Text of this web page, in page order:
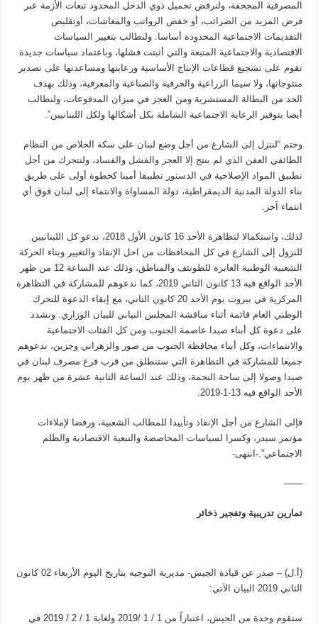
المصرفية المجحفة، ولنرفض تحميل ذوي الدخل المحدود تبعات الأزمة عبر
فرض المزيد من الضرائب، أو خفض الرواتب والمعاشات، أوتقليص
التقديمات الاجتماعية المحدودة أساسا. ولنطالب بتغيير السياسات
الاقتصادية والاجتماعية المتبعة والتي أثبتت فشلها، وباعتماد سياسات جديدة
تقوم على تشجيع قطاعات الإنتاج الأساسية ورعايتها ومساعدتها على تصدير
منتوجاتها، ولا سيما الزراعية والحرفية والصناعية والمعرفية، وذلك بهدف
الحد من البطالة المستشرية ومن العجز في ميزان المدفوعات، ولنطالب
أيضا بتوفير الرعاية الاجتماعية الشاملة بكل أشكالها ولكل اللبنانيين”.
وختم “لننزل إلى الشارع من أجل وضع لبنان على سكة الخلاص من النظام
الطائفي العفن الذي لم ينتج إلا العجز والفشل والفساد، ولنتحرك من أجل
تطبيق المواد الإصلاحية في الدستور تطبيقا أمينا كخطوة أولى على طريق
بناء الدولة المدنية الديمقراطية، دولة المساواة والانتماء إلى لبنان فوق أي
انتماء آخر.
لذلك، واستكمالا لتظاهرة الأحد 16 كانون الأول 2018، ندعو كل اللبنانيين
للنزول إلى الشارع في كل المحافظات من احل الإنقاذ والتغيير وبناء الحركة
الشعبية الوطنية العابرة للطوتئف والمناطق، وذلك عند الساعة 12 من ظهر
الأحد الواقع فيه 13 كانون الثاني 2019، كما ندعوهم للمشاركة في التظاهرة
المركزية في بيروت يوم الأحد 20 كانون الثاني، مع إبقاء الدعوة للتحرك
الوطني العام قائمة أثناء مناقشة المجلس النيابي للبيان الوزاري. ونشدد
على دعوة كل أبناء صيدا عاصمة الجنوب ومن كل الفئات الاجتماعية
والانتماءات، وكل أبناء محافظة الجنوب من صور والزهراني وجزين، ندعوهم
جميعا للمشاركة في التظاهرة التي ستنطلق من قرب فرع مصرف لبنان في
صيدا وصولا إلى ساحة النجمة، وذلك عند الساعة الثانية عشرة من ظهر يوم
الأحد الواقع فيه 13-1-2019.
فإلى الشارع من أجل الإنقاذ وتأييدا للمطالب الشعبية، ورفضا لإملاءات
مؤتمر سيدر، وكسرا لسياسات المحاصصة والتبعية الاقتصادية والظلم
الاجتماعي”.-انتهى-
——
تمارين تدريبية وتفجير ذخائر
(أ.ل) – صدر عن قيادة الجيش- مديرية التوجيه بتاريخ اليوم الأربعاء 02 كانون
الثاني 2019 البيان الآتي:
ستقوم وحدة من الجيش، اعتباراً من 1 / 1 /2019 ولغاية 1 / 2 / 2019 في